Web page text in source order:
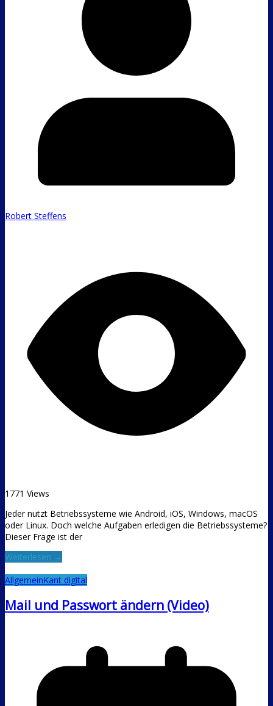
Robert Steffens
1771 Views
Jeder nutzt Betriebssysteme wie Android, iOS, Windows, macOS
oder Linux. Doch welche Aufgaben erledigen die Betriebssysteme?
Dieser Frage ist der
Weiterlesen →
AllgemeinKant digital
Mail und Passwort ändern (Video)